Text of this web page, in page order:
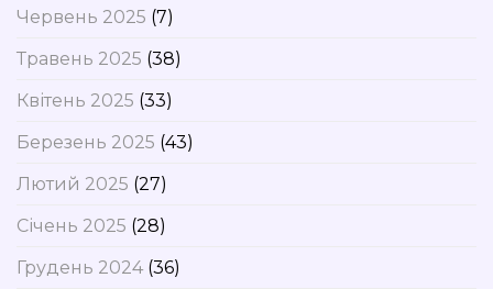
Червень 2025 (7)
Травень 2025 (38)
Квітень 2025 (33)
Березень 2025 (43)
Лютий 2025 (27)
Січень 2025 (28)
Грудень 2024(36)